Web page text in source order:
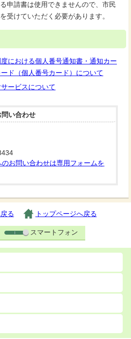
申請書は使用できませんので、市民
受けていただく必要があります。
における個人番号通知書・通知カー
ード（個人番号カード）について
ービスについて
問い合わせ
お問い合わせは専用フォームを
る トップページへ戻る
スマートフォン